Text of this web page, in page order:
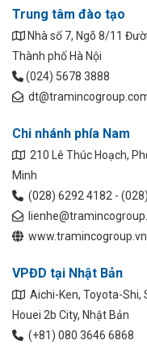
Trung tâm đào tạo
Nhà số 7, Ngõ 8/11
Thành phố Hà Nội
(024) 5678 3888
Chi nhánh phía Nam
210 Lê Thúc Hoạch,
Minh
(028) 6292 4182 -
www.tramincogroup.vn
VPĐD tại Nhật Bản
Aichi-Ken, Toyota-Shi,
Houei 2b City, Nhật Bản
(+81) 080 3646 6868